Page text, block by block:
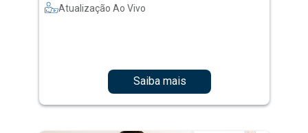
Atualização Ao Vivo
Saiba mais